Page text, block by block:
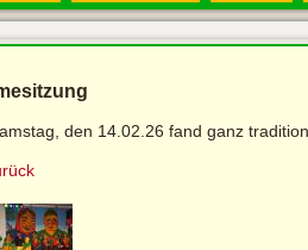
den 14.02.26 fand ganz